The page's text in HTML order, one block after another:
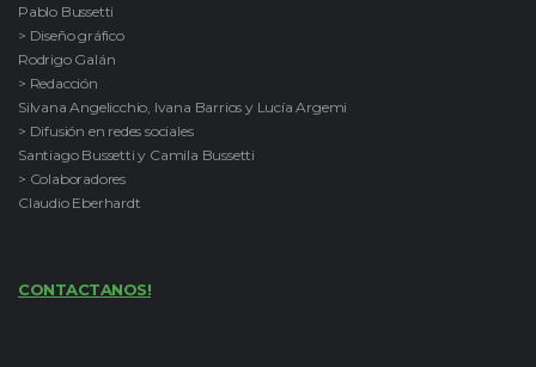
Pablo Bussetti
> Diseño gráfico
Rodrigo Galán
> Redacción
Silvana Angelicchio, Ivana Barrios y Lucía Argemi
> Difusión en redes sociales
Santiago Bussetti y Camila Bussetti
> Colaboradores
Claudio Eberhardt
CONTACTANOS!